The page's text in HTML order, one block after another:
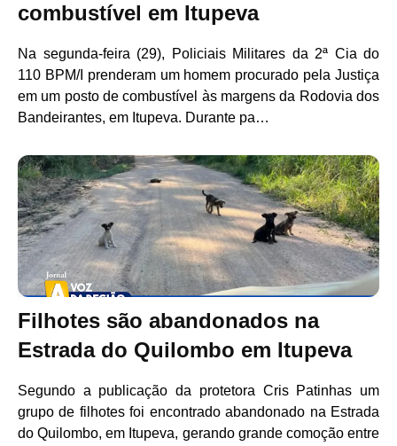
combustível em Itupeva
Na segunda-feira (29), Policiais Militares da 2ª Cia do
110 BPM/I prenderam um homem procurado pela Justiça
em um posto de combustível às margens da Rodovia dos
Bandeirantes, em Itupeva. Durante pa…
Filhotes são abandonados na
Estrada do Quilombo em Itupeva
Segundo a publicação da protetora Cris Patinhas um
grupo de filhotes foi encontrado abandonado na Estrada
do Quilombo, em Itupeva, gerando grande comoção entre